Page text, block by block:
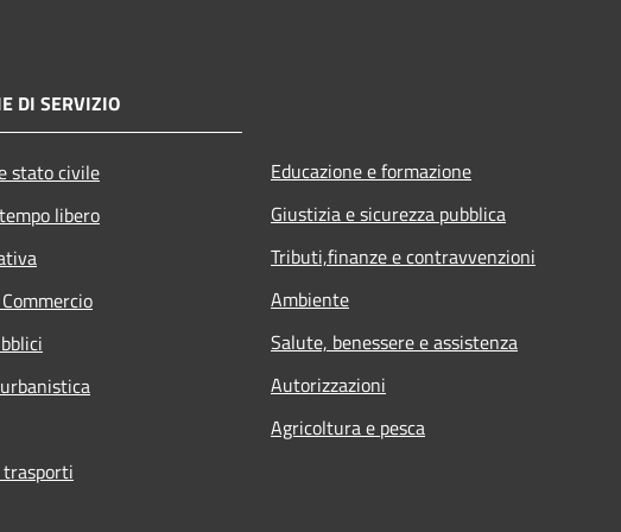
DI SERVIZIO
stato civile
libero
Educazione e formazione
Giustizia e sicurezza pubblica
Tributi,finanze e contravvenzioni
Ambiente
Salute, benessere e assistenza
Autorizzazioni
Agricoltura e pesca